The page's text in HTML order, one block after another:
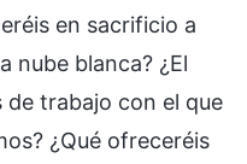
en sacrificio a
nube blanca? ¿El
de trabajo con el que
¿Qué ofreceréis